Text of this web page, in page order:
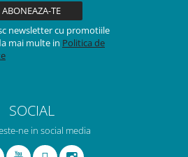
newsletter cu promotiile
mai multe in Politica de
SOCIAL
ne in social media